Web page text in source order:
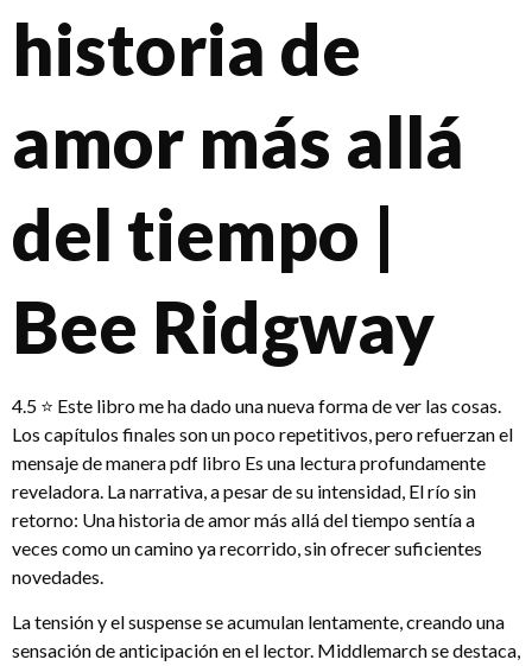
historia de
amor más allá
del tiempo |
Bee Ridgway
4.5 ⭐ Este libro me ha dado una nueva forma de ver las cosas.
Los capítulos finales son un poco repetitivos, pero refuerzan el
mensaje de manera pdf libro Es una lectura profundamente
reveladora. La narrativa, a pesar de su intensidad, El río sin
retorno: Una historia de amor más allá del tiempo sentía a
veces como un camino ya recorrido, sin ofrecer suficientes
novedades.
La tensión y el suspense se acumulan lentamente, creando una
sensación de anticipación en el lector. Middlemarch se destaca,